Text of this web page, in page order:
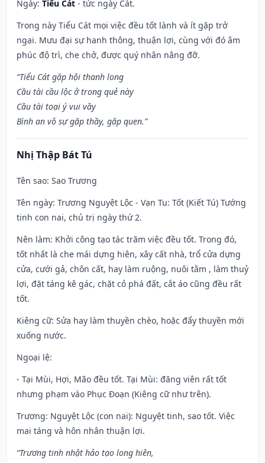
Ngày: Tiểu Cát - tức ngày Cát.
Trong này Tiểu Cát mọi việc đều tốt lành và ít gặp trở
ngại. Mưu đại sự hanh thông, thuận lợi, cùng với đó âm
phúc độ trì, che chở, được quý nhân nâng đỡ.
“Tiểu Cát gặp hội thanh long
Cầu tài cầu lộc ở trong quẻ này
Cầu tài toại ý vui vầy
Bình an vô sự gặp thầy, gặp quen.”
Nhị Thập Bát Tú
Tên sao: Sao Trương
Tên ngày: Trương Nguyệt Lộc - Vạn Tu: Tốt (Kiết Tú) Tướng
tinh con nai, chủ trị ngày thứ 2.
Nên làm: Khởi công tạo tác trăm việc đều tốt. Trong đó,
tốt nhất là che mái dựng hiên, xây cất nhà, trổ cửa dựng
cửa, cưới gả, chôn cất, hay làm ruộng, nuôi tằm , làm thuỷ
lợi, đặt táng kê gác, chặt cỏ phá đất, cắt áo cũng đều rất
tốt.
Kiêng cữ: Sửa hay làm thuyền chèo, hoặc đẩy thuyền mới
xuống nước.
Ngoại lệ:
- Tại Mùi, Hợi, Mão đều tốt. Tại Mùi: đăng viên rất tốt
nhưng phạm vào Phục Đoạn (Kiêng cữ như trên).
Trương: Nguyệt Lộc (con nai): Nguyệt tinh, sao tốt. Việc
mai táng và hôn nhân thuận lợi.
“Trương tinh nhật hảo tạo long hiên,